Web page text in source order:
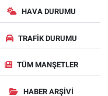
HAVA DURUMU
TRAFIK DURUMU
TÜM MANŞETLER
HABER ARŞIVI